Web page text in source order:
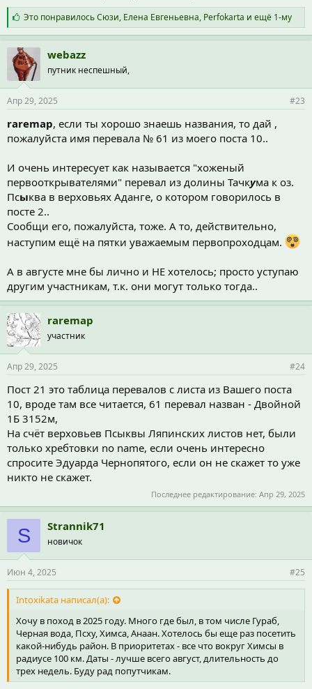
С
и
м
п
а
т
и
:
Это понравилосьСюзи, Елена Евгеньевна, Perfokarta и ещё 1-му
webazz
путник неспешный,
Апр 29, 2025 #23
raremap, если ты хорошо знаешь названия, то дай ,
пожалуйста имя перевала № 61 из моего поста 10..
И очень интересует как называется "хоженый
первооткрывателями" перевал из долины Тачкума к оз.
Псыква в верховьях Аданге, о котором говорилось в
посте 2..
Сообщи его, пожалуйста, тоже. А то, действительно,
наступим ещё на пятки уважаемым первопроходцам.
А в августе мне бы лично и НЕ хотелось; просто уступаю
другим участникам, т.к. они могут только тогда..
raremap
участник
Апр 29, 2025 #24
Пост 21 это таблица перевалов с листа из Вашего поста
10, вроде там все читается, 61 перевал назван - Двойной
1Б 3152м,
На счёт верховьев Псыквы Ляпинских листов нет, были
только хребтовки no name, если очень интересно
спросите Эдуарда Чернопятого, если он не скажет то уже
никто не скажет.
Последнее редактирование: Апр 29, 2025
S Strannik71
новичок
Июн 4, 2025 #25
Intoxikata написал(а):
Хочу в поход в 2025 году. Много где был, в том числе Гураб,
Черная вода, Псху, Химса, Анаан. Хотелось бы еще раз посетить
какой-нибудь район. В приоритетах - все что вокруг Химсы в
радиусе 100 км. Даты - лучше всего август, длительность до
трех недель. Буду рад попутчикам.